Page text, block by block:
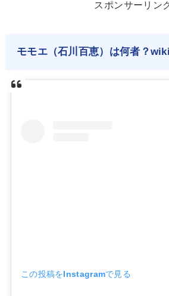
スポンサーリン
モモエ（石川百恵）は何者？
この投稿をInstagramで見る